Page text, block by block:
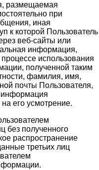
размещаемая
при
иная
к которой Пользователь
веб-сайты или
информация,
использования
полученной таким
фамилия, имя,
почты Пользователя,
информация
его усмотрение.
без полученного
распространение
третьих лиц